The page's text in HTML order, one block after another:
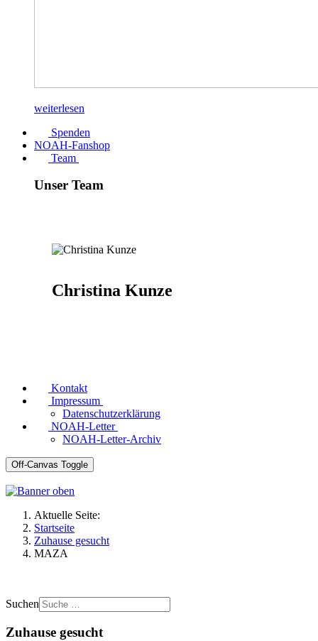
weiterlesen
Spenden
NOAH-Fanshop
Team
Unser Team
Christina Kunze
Kontakt
Impressum
Datenschutzerklärung
NOAH-Letter
NOAH-Letter-Archiv
Off-Canvas Toggle
Aktuelle Seite:
Startseite
Zuhause gesucht
MAZA
Suchen
Zuhause gesucht